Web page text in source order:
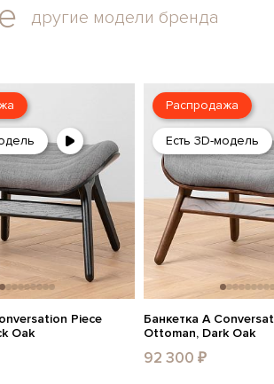
другие модели бренда
Piece
Oak
Распродажа
Есть 3D-модель
Банкетка A
Ottoman, Dark Oak
92 300 ₽